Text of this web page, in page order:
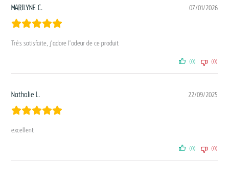
MARILYNE C. 07/01/2026
Très satisfaite, j’adore l’odeur de ce produit
(0) (0)
Nathalie L. 22/09/2025
excellent
(0) (0)